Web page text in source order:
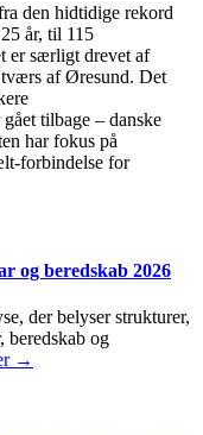
den hidtidige rekord
år, til 115
er særligt drevet af
tværs af Øresund. Det
tilbage – danske
har fokus på
forbindelse for
og beredskab 2026
der belyser strukturer,
beredskab og
→